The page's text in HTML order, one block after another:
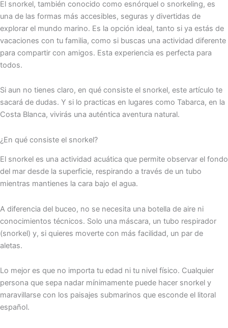
El snorkel, también conocido como esnórquel o snorkeling, es
una de las formas más accesibles, seguras y divertidas de
explorar el mundo marino. Es la opción ideal, tanto si ya estás de
vacaciones con tu familia, como si buscas una actividad diferente
para compartir con amigos. Esta experiencia es perfecta para
todos.
Si aun no tienes claro, en qué consiste el snorkel, este artículo te
sacará de dudas. Y si lo practicas en lugares como Tabarca, en la
Costa Blanca, vivirás una auténtica aventura natural.
¿En qué consiste el snorkel?
El snorkel es una actividad acuática que permite observar el fondo
del mar desde la superficie, respirando a través de un tubo
mientras mantienes la cara bajo el agua.
A diferencia del buceo, no se necesita una botella de aire ni
conocimientos técnicos. Solo una máscara, un tubo respirador
(snorkel) y, si quieres moverte con más facilidad, un par de
aletas.
Lo mejor es que no importa tu edad ni tu nivel físico. Cualquier
persona que sepa nadar mínimamente puede hacer snorkel y
maravillarse con los paisajes submarinos que esconde el litoral
español.